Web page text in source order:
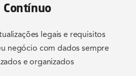
Contínuo
legais e requisitos
negócio com dados sempre
e organizados